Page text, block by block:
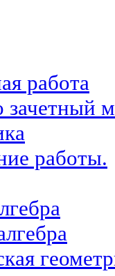
работа
зачетный
работы.